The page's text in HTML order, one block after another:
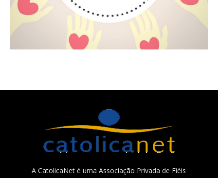
A CatolicaNet é uma Associação Privada de Fiéis